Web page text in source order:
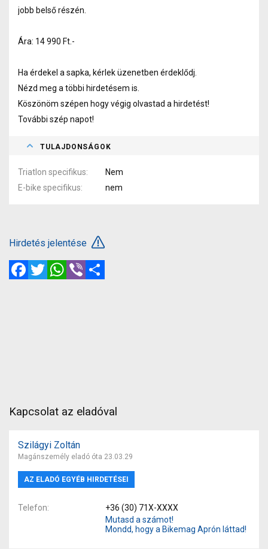
jobb belső részén.
Ára: 14 990 Ft.-
Ha érdekel a sapka, kérlek üzenetben érdeklődj.
Nézd meg a többi hirdetésem is.
Köszönöm szépen hogy végig olvastad a hirdetést!
További szép napot!
TULAJDONSÁGOK
Triatlon specifikus
Nem
E-bike specifikus
nem
Hirdetés jelentése
FacebookTwitterWhatsApp
Viber
Kapcsolat az eladóval
Szilágyi Zoltán
Magánszemély eladó óta 23.03.29
AZ ELADÓ EGYÉB HIRDETÉSEI
Telefon
+36 (30) 71X-XXXX
Mutasd a számot!
Mondd, hogy a Bikemag Aprón láttad!